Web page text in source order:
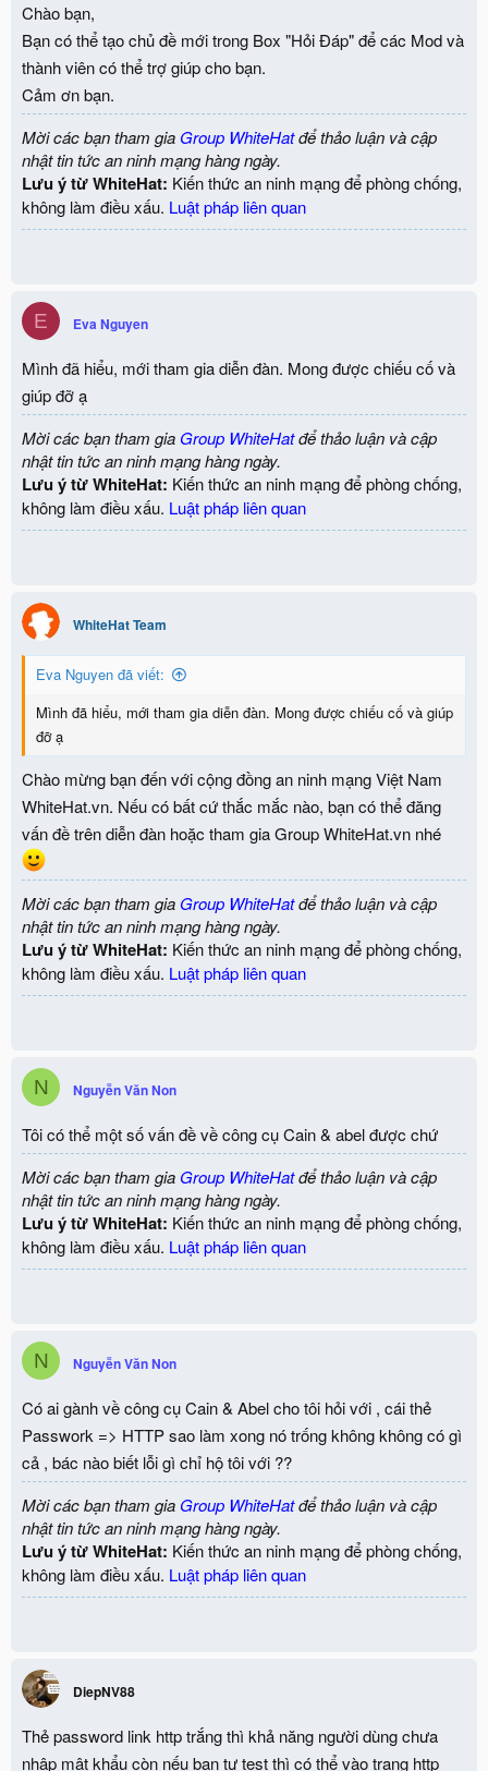
Chào bạn,
Bạn có thể tạo chủ đề mới trong Box "Hỏi Đáp" để các Mod và
thành viên có thể trợ giúp cho bạn.
Cảm ơn bạn.
Mời các bạn tham gia Group WhiteHatđể thảo luận và cập
nhật tin tức an ninh mạng hàng ngày.
Lưu ý từ WhiteHat: Kiến thức an ninh mạng để phòng chống,
không làm điều xấu. Luật pháp liên quan
E Eva Nguyen
Mình đã hiểu, mới tham gia diễn đàn. Mong được chiếu cố và
giúp đỡ ạ
Mời các bạn tham gia Group WhiteHatđể thảo luận và cập
nhật tin tức an ninh mạng hàng ngày.
Lưu ý từ WhiteHat: Kiến thức an ninh mạng để phòng chống,
không làm điều xấu. Luật pháp liên quan
WhiteHat Team
Eva Nguyen đã viết:
Mình đã hiểu, mới tham gia diễn đàn. Mong được chiếu cố và giúp
đỡ ạ
Chào mừng bạn đến với cộng đồng an ninh mạng Việt Nam
WhiteHat.vn. Nếu có bất cứ thắc mắc nào, bạn có thể đăng
vấn đề trên diễn đàn hoặc tham gia Group WhiteHat.vn nhé
Mời các bạn tham gia Group WhiteHatđể thảo luận và cập
nhật tin tức an ninh mạng hàng ngày.
Lưu ý từ WhiteHat: Kiến thức an ninh mạng để phòng chống,
không làm điều xấu. Luật pháp liên quan
N Nguyễn Văn Non
Tôi có thể một số vấn đề về công cụ Cain & abel được chứ
Mời các bạn tham gia Group WhiteHatđể thảo luận và cập
nhật tin tức an ninh mạng hàng ngày.
Lưu ý từ WhiteHat: Kiến thức an ninh mạng để phòng chống,
không làm điều xấu. Luật pháp liên quan
N Nguyễn Văn Non
Có ai gành về công cụ Cain & Abel cho tôi hỏi với , cái thẻ
Passwork => HTTP sao làm xong nó trống không không có gì
cả , bác nào biết lỗi gì chỉ hộ tôi với ??
Mời các bạn tham gia Group WhiteHatđể thảo luận và cập
nhật tin tức an ninh mạng hàng ngày.
Lưu ý từ WhiteHat: Kiến thức an ninh mạng để phòng chống,
không làm điều xấu. Luật pháp liên quan
DiepNV88
Thẻ password link http trắng thì khả năng người dùng chưa
nhập mật khẩu còn nếu bạn tự test thì có thể vào trang http